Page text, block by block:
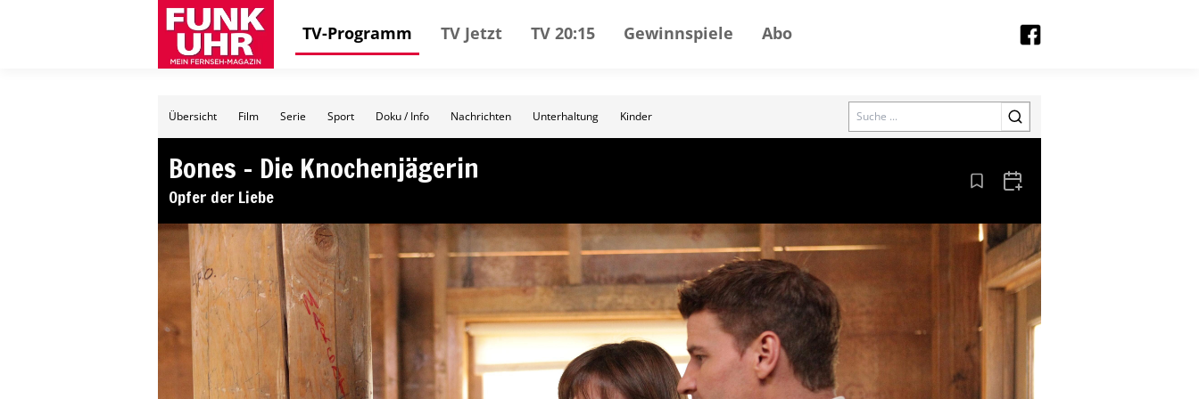
TV-Programm TV Jetzt TV 20:15 Gewinnspiele Abo
Übersicht Film Serie Sport Doku / Info Nachrichten Unterhaltung Kinder Search
Bones – Die Knochenjägerin
Opfer der Liebe Aus den Lesezeichen entfernen
Zum Kalender hinzufügen